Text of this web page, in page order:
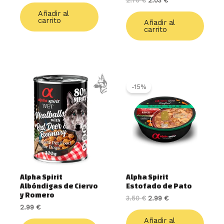
Añadir al
carrito Añadir al
carrito
Alpha Spirit
Albóndigas de Ciervo
y Romero
2.99 €
-15%
Alpha Spirit
Estofado de Pato
3.50€
original
era:
3.50 €.
2.99 €
es:
2.99 €.
Añadir al